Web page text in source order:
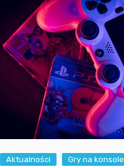
Aktualności Gry na konsole